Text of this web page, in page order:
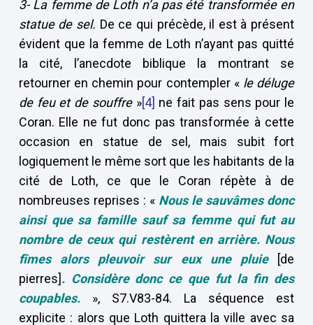
3- La femme de Loth n’a pas été transformée en
statue de sel. De ce qui précède, il est à présent
évident que la femme de Loth n’ayant pas quitté
la cité, l’anecdote biblique la montrant se
retourner en chemin pour contempler « le déluge
de feu et de souffre»[4] ne fait pas sens pour le
Coran. Elle ne fut donc pas transformée à cette
occasion en statue de sel, mais subit fort
logiquement le même sort que les habitants de la
cité de Loth, ce que le Coran répète à de
nombreuses reprises : « Nous le sauvâmes donc
ainsi que sa famille sauf sa femme qui fut au
nombre de ceux qui restèrent en arrière. Nous
fîmes alors pleuvoir sur eux une pluie [de
pierres]. Considère donc ce que fut la fin des
coupables. », S7.V83-84. La séquence est
explicite : alors que Loth quittera la ville avec sa